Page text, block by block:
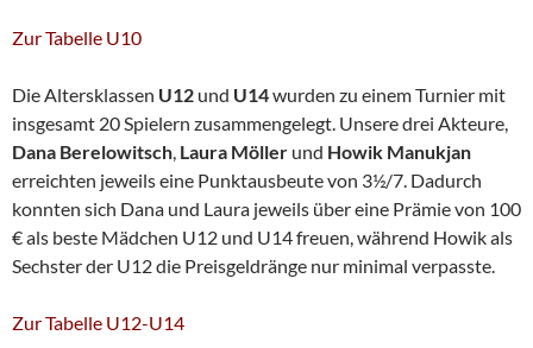
Zur Tabelle U10
Die Altersklassen U12 und U14wurden zu einem Turnier mit
insgesamt 20 Spielern zusammengelegt. Unsere drei Akteure,
Dana Berelowitsch, Laura Möller und Howik Manukjan
erreichten jeweils eine Punktausbeute von 3½/7. Dadurch
konnten sich Dana und Laura jeweils über eine Prämie von 100
€ als beste Mädchen U12 und U14 freuen, während Howik als
Sechster der U12 die Preisgeldränge nur minimal verpasste.
Zur Tabelle U12-U14